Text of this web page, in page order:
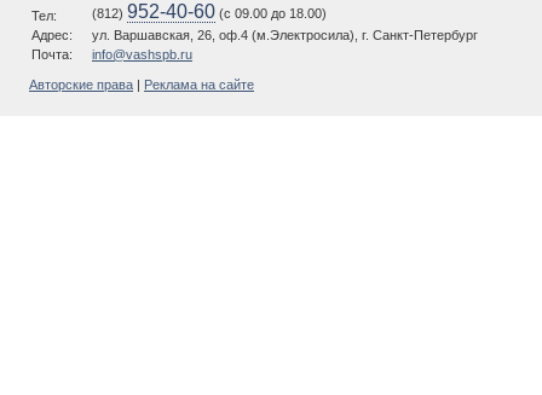
Тел: (812) 952-40-60 (c 09.00 до 18.00)
Адрес:
ул. Варшавская, 26, оф.4 (м.Электросила), г. Санкт-Петербург
Почта:
info@vashspb.ru
Авторские права Реклама на сайте